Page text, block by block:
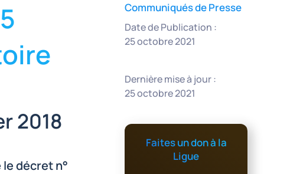
2018
décret n°
Communiqués de Presse
Date de Publication :
25 octobre 2021
Dernière mise à jour :
25 octobre 2021
Faites un don à la
Ligue